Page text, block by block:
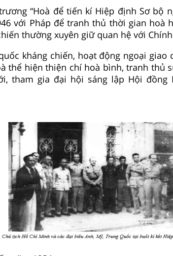
“Hoà để tiến kí Hiệp định Sơ bộ
với Pháp để tranh thủ thời gian hoà
thường xuyên giữ quan hệ với
kháng chiến, hoạt động ngoại giao
thể hiện thiện chí hoà bình, tranh thủ
tham gia đại hội sáng lập Hội đồng